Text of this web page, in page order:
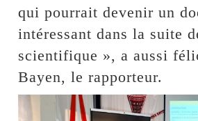
qui pourrait devenir un
intéressant dans la suite
scientifique », a aussi
Bayen, le rapporteur.